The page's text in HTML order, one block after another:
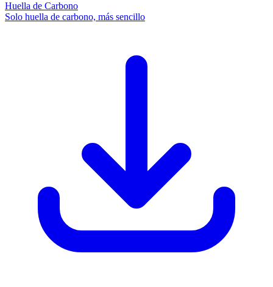
Huella de Carbono
Solo huella de carbono, más sencillo